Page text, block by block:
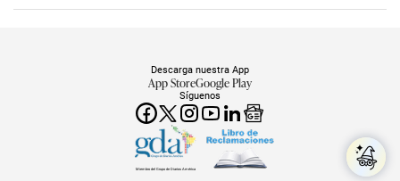
Síguenos
Descarga nuestra App
App StoreGoogle Play
Miembro del Grupo de Diarios América